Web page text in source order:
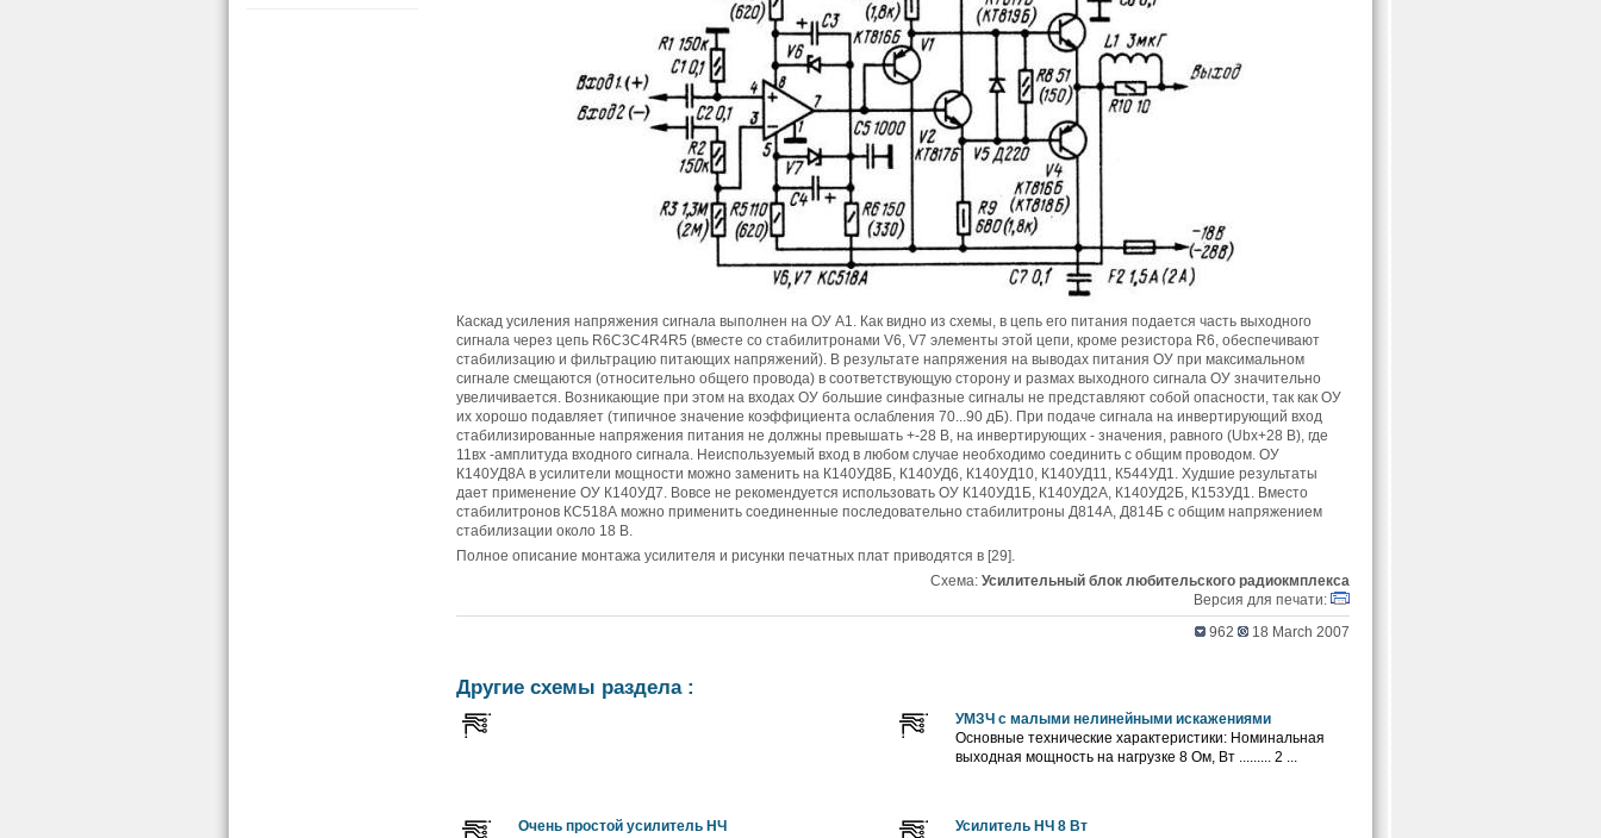
Каскад усиления напряжения сигнала выполнен на ОУ А1. Как видно из схемы, в цепь его питания подается часть выходного
сигнала через цепь R6C3C4R4R5 (вместе со стабилитронами V6, V7 элементы этой цепи, кроме резистора R6, обеспечивают
стабилизацию и фильтрацию питающих напряжений). В результате напряжения на выводах питания ОУ при максимальном
сигнале смещаются (относительно общего провода) в соответствующую сторону и размах выходного сигнала ОУ значительно
увеличивается. Возникающие при этом на входах ОУ большие синфазные сигналы не представляют собой опасности, так как ОУ
их хорошо подавляет (типичное значение коэффициента ослабления 70...90 дБ). При подаче сигнала на инвертирующий вход
стабилизированные напряжения питания не должны превышать +-28 В, на инвертирующих - значения, равного (Ubx+28 В), где
11вх -амплитуда входного сигнала. Неиспользуемый вход в любом случае необходимо соединить с общим проводом. ОУ
К140УД8А в усилители мощности можно заменить на К140УД8Б, К140УД6, К140УД10, К140УД11, К544УД1. Худшие результаты
дает применение ОУ К140УД7. Вовсе не рекомендуется использовать ОУ К140УД1Б, К140УД2А, К140УД2Б, К153УД1. Вместо
стабилитронов КС518А можно применить соединенные последовательно стабилитроны Д814А, Д814Б с общим напряжением
стабилизации около 18 В.
Полное описание монтажа усилителя и рисунки печатных плат приводятся в [29].
Схема: Усилительный блок любительского радиокмплекса
Версия для печати:
962
18 March 2007
Другие схемы раздела :
УМЗЧ с малыми нелинейными искажениями
Основные технические характеристики: Номинальная
выходная мощность на нагрузке 8 Ом, Вт ......... 2 ...
Очень простой усилитель НЧ
Усилитель НЧ 8 Вт